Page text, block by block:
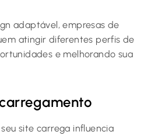
adaptável, empresas de
atingir diferentes perfis de
e melhorando sua
site carrega influencia